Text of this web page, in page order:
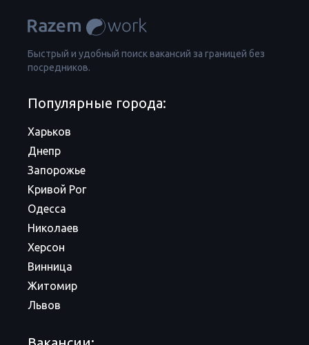
Быстрый и удобный поиск вакансий за границей без
посредников.
Популярные города:
Харьков
Днепр
Запорожье
Кривой Рог
Одесса
Николаев
Херсон
Винница
Житомир
Львов